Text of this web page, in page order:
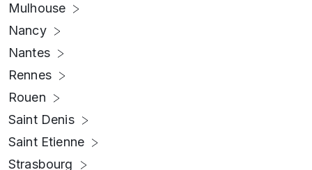
Mulhouse
Nancy
Nantes
Rennes
Rouen
Saint Denis
Saint Etienne
Strasbourg